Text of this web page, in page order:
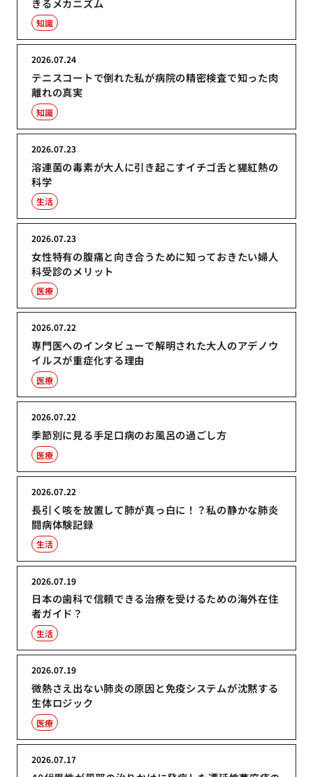
知識
テニスコートで倒れた私が病院の精密検査で知った肉
離れの真実
2026.07.24
知識
溶連菌の毒素が大人に引き起こすイチゴ舌と猩紅熱の
科学
2026.07.23
生活
女性特有の腹痛と向き合うために知っておきたい婦人
科受診のメリット
2026.07.23
医療
専門医へのインタビューで解明された大人のアデノウ
イルスが重症化する理由
2026.07.22
医療
季節別に見る手足口病のお風呂の過ごし方
2026.07.22
医療
長引く咳を放置して肺が真っ白に！？私の静かな肺炎
闘病体験記録
2026.07.22
生活
日本の歯科で信頼できる治療を受けるための海外在住
者ガイド？
2026.07.19
生活
微熱さえ出ない肺炎の原因と免疫システムが沈黙する
生体ロジック
2026.07.19
医療
2026.07.17